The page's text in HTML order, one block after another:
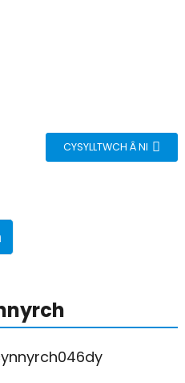
CYSYLLTWCH Â NI